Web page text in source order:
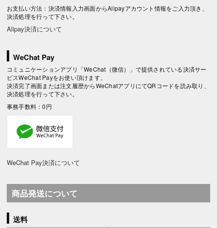
お支払い方法：決済情報入力画面からAlipayアカウント情報をご入力頂き、
決済処理を行って下さい。
Alipay決済について
WeChat Pay
コミュニケーションアプリ「WeChat（微信）」で提供されている決済サー
ビスWeChat Payをお使い頂けます。
決済完了画面または注文履歴からWeChatアプリにてQRコードを読み取り、
決済処理を行って下さい。
事務手数料：0円
WeChat Pay決済について
商品発送について
送料